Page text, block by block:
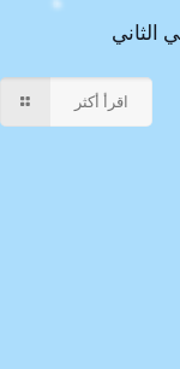
الثاني
اقرأ أكثر